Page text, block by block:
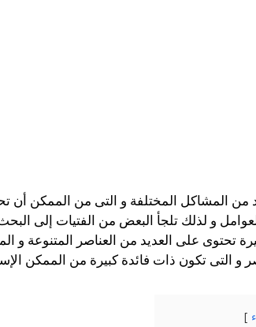
من المشاكل المختلفة و التى من الممكن أن
و لذلك تلجأ البعض من الفتيات إلى
تحتوى على العديد من العناصر المتنوعة و
و التى تكون ذات فائدة كبيرة من